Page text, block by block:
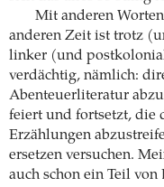
Mit anderen
anderen Zeit ist trotz
linker (und
verdächtig, nämlich:
Abenteuerliteratur
feiert und fortsetzt, die
Erzählungen
ersetzen versuchen.
auch schon ein Teil